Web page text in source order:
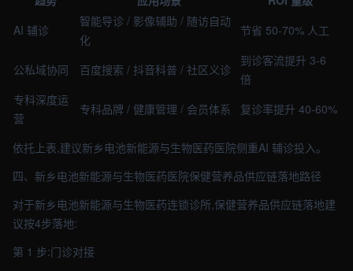
AI 辅诊
智能导诊 / 影像辅助 / 随访自动
化
节省 50-70% 人工
公私域协同 百度搜索 / 抖音科普 / 社区义诊
到诊客流提升 3-6
倍
专科深度运
营
专科品牌 / 健康管理 / 会员体系 复诊率提升 40-60%
依托上表,建议新乡电池新能源与生物医药医院侧重AI 辅诊投入。
四、新乡电池新能源与生物医药医院保健营养品供应链落地路径
对于新乡电池新能源与生物医药连锁诊所,保健营养品供应链落地建
议按4步落地:
第 1 步:门诊对接